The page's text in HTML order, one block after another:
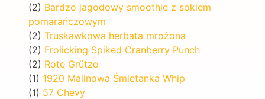
(2) Bardzo jagodowy smoothie z sokiem
pomarańczowym
(2) Truskawkowa herbata mrożona
(2) Frolicking Spiked Cranberry Punch
(2) Rote Grütze
(1) 1920 Malinowa Śmietanka Whip
(1) 57 Chevy